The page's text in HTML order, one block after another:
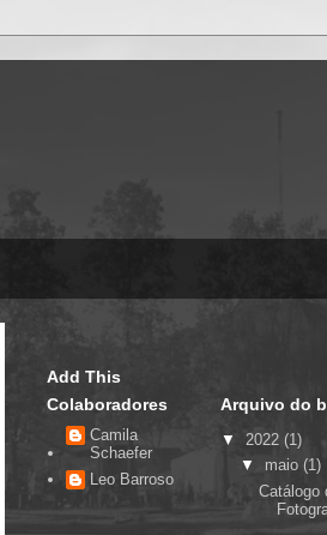
Add This
Colaboradores
Camila
Schaefer
Leo Barroso
Arquivo do
▼ 2022 (1)
▼ maio (1)
Catálogo